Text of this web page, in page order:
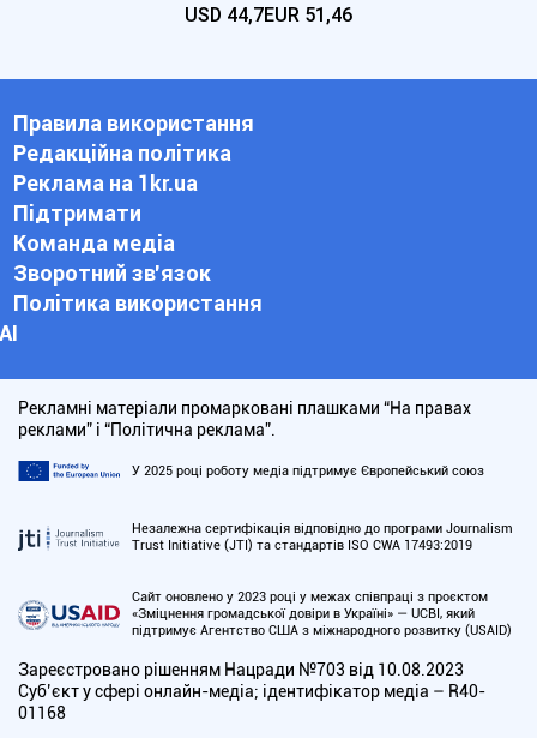
USD 44,7EUR 51,46
Правила використання
Редакційна політика
Реклама на 1kr.ua
Підтримати
Команда медіа
Зворотний зв'язок
Політика використання
АІ
Рекламні матеріали промарковані плашками “На правах
реклами” і “Політична реклама”.
У 2025 році роботу медіа підтримує Європейський союз
Незалежна сертифікація відповідно до програми Journalism
Trust Initiative (JTI) та стандартів ISO CWA 17493:2019
Сайт оновлено у 2023 році у межах співпраці з проєктом
«Зміцнення громадської довіри в Україні» — UCBI, який
підтримує Агентство США з міжнародного розвитку (USAID)
Зареєстровано рішенням Нацради №703 від 10.08.2023
Cуб’єкт у сфері онлайн-медіа; ідентифікатор медіа – R40-
01168